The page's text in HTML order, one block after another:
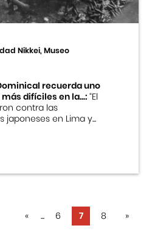
Nikkei, Museo
recuerda uno
difíciles en la...:“El
contra las
japoneses en Lima y...
« ... 6 7 8 »